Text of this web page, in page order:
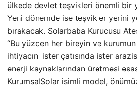
ülkede devlet teşvikleri önemli bir
Yeni dönemde ise teşvikler yerini
bırakacak. Solarbaba Kurucusu
“Bu yüzden her bireyin ve
ihtiyacını ister çatısında ister
enerji kaynaklarından üretmesi
KurumsalSolar isimli model,